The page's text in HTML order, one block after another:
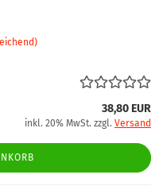
38,80 EUR
inkl. 20% MwSt. zzgl. Versand